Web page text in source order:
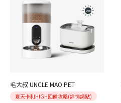
毛大叔 UNCLE MAO.PET
夏天卡利HIGH回饋攻略(詳情請點)